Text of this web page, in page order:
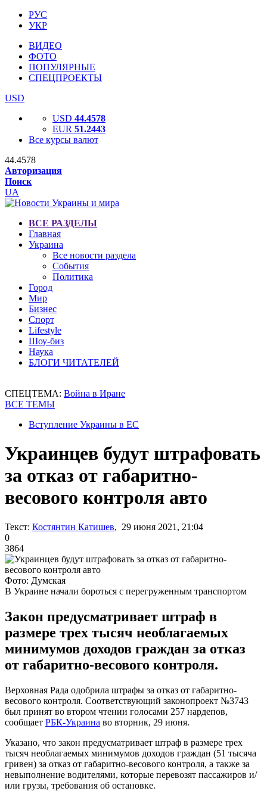
РУС
УКР
ВИДЕО
ФОТО
ПОПУЛЯРНЫЕ
СПЕЦПРОЕКТЫ
USD
USD 44.4578
EUR 51.2443
Все курсы валют
44.4578
Авторизация
Поиск
UA
ВСЕ РАЗДЕЛЫ
Главная
Украина
Все новости раздела
События
Политика
Город
Мир
Бизнес
Спорт
Lifestyle
Шоу-биз
Наука
БЛОГИ ЧИТАТЕЛЕЙ
СПЕЦТЕМА: Война в Иране
ВСЕ ТЕМЫ
Вступление Украины в ЕС
Украинцев будут штрафовать
за отказ от габаритно-
весового контроля авто
Текст: Костянтин Катишев, 29 июня 2021, 21:04
0
3864
Фото: Думская
В Украине начали бороться с перегруженным транспортом
Закон предусматривает штраф в
размере трех тысяч необлагаемых
минимумов доходов граждан за отказ
от габаритно-весового контроля.
Верховная Рада одобрила штрафы за отказ от габаритно-
весового контроля. Соответствующий законопроект №3743
был принят во втором чтении голосами 257 нардепов,
сообщает РБК-Украина во вторник, 29 июня.
Указано, что закон предусматривает штраф в размере трех
тысяч необлагаемых минимумов доходов граждан (51 тысяча
гривен) за отказ от габаритно-весового контроля, а также за
невыполнение водителями, которые перевозят пассажиров и/
или грузы, требования об остановке.